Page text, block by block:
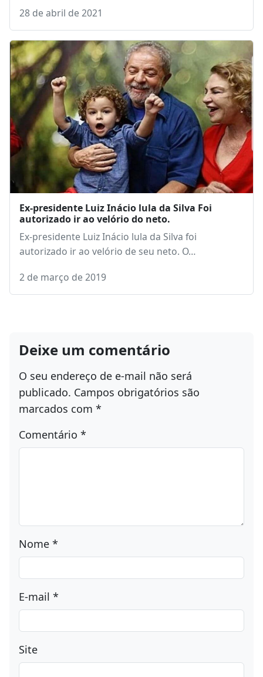
28 de abril de 2021
Ex-presidente Luiz Inácio lula da Silva Foi
autorizado ir ao velório do neto.
Ex-presidente Luiz Inácio lula da Silva foi
autorizado ir ao velório de seu neto. O…
2 de março de 2019
Deixe um comentário
O seu endereço de e-mail não será
publicado. Campos obrigatórios são
marcados com *
Comentário *
Nome *
E-mail *
Site